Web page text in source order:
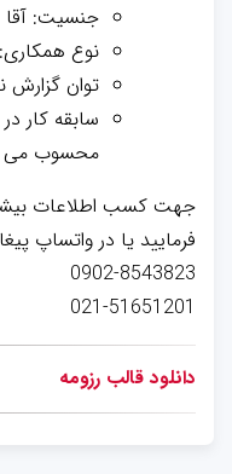
جنسیت: آقا
نوع
توان گزارش
سابقه کار
محسوب می
جهت کسب اطلاعات
فرمایید یا در واتساپ
0902-8543823
021-51651201
دانلود قالب رزومه